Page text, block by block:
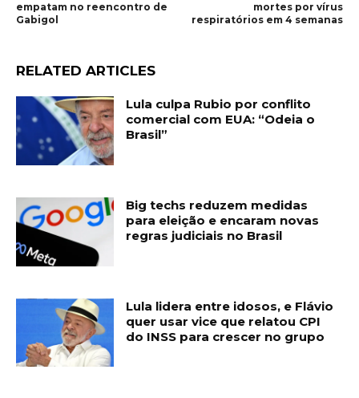
empatam no reencontro de
Gabigol
mortes por vírus
respiratórios em 4 semanas
RELATED ARTICLES
Lula culpa Rubio por conflito
comercial com EUA: “Odeia o
Brasil”
Big techs reduzem medidas
para eleição e encaram novas
regras judiciais no Brasil
Lula lidera entre idosos, e Flávio
quer usar vice que relatou CPI
do INSS para crescer no grupo